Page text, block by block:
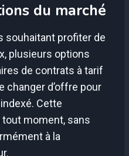
du marché
souhaitant profiter de
plusieurs options
de contrats à tarif
changer d’offre pour
Cette
moment, sans
à la